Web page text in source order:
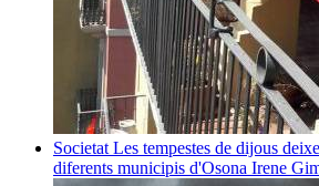
Societat Les tempestes de dijous
diferents municipis d'Osona Irene